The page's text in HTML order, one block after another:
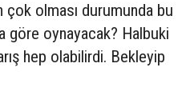
çok olması durumunda bu
göre oynayacak? Halbuki
hep olabilirdi. Bekleyip